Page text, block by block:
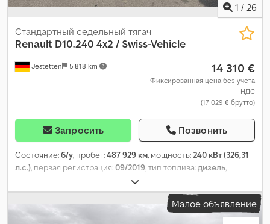
1 / 26
Jestetten 5 818 km
Стандартный седельный тягач
Renault D10.240 4x2 / Swiss-Vehicle
14 310 €
Фиксированная цена без учета
НДС
(17 029 € брутто)
Запросить Позвонить
Состояние:б/у, пробег:487 929 км, мощность:240 кВт (326,31
л.с.), первая регистрация:09/2019, тип топлива:дизель,
, максимальная грузоподъёмность:
2 940 кг, общий вес:12 000 кг, размер шины:235 / 75 R 17.5 /
, конфигурация осей: , колесная база:3 600 мм,
следующая проверка (TÜV):
Малое объявление